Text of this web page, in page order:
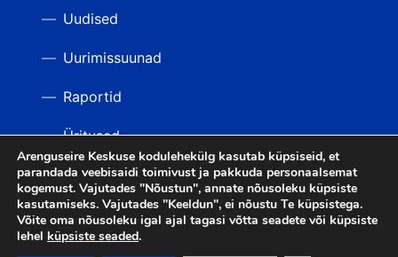
TAGASI ÜLES
Uudised
Uurimissuunad
Raportid
Üritused
Videod
Arenguseire Keskuse kodulehekülg kasutab küpsiseid, et
parandada veebisaidi toimivust ja pakkuda personaalsemat
kogemust. Vajutades "Nõustun", annate nõusoleku küpsiste
kasutamiseks. Vajutades "Keeldun", ei nõustu Te küpsistega.
Võite oma nõusoleku igal ajal tagasi võtta seadete või küpsiste
lehel küpsiste seaded.